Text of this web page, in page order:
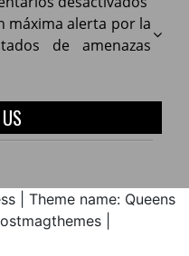
de
DE
la
2017
Cauca
máxima alerta por la
de amenazas
Theme name: Queens